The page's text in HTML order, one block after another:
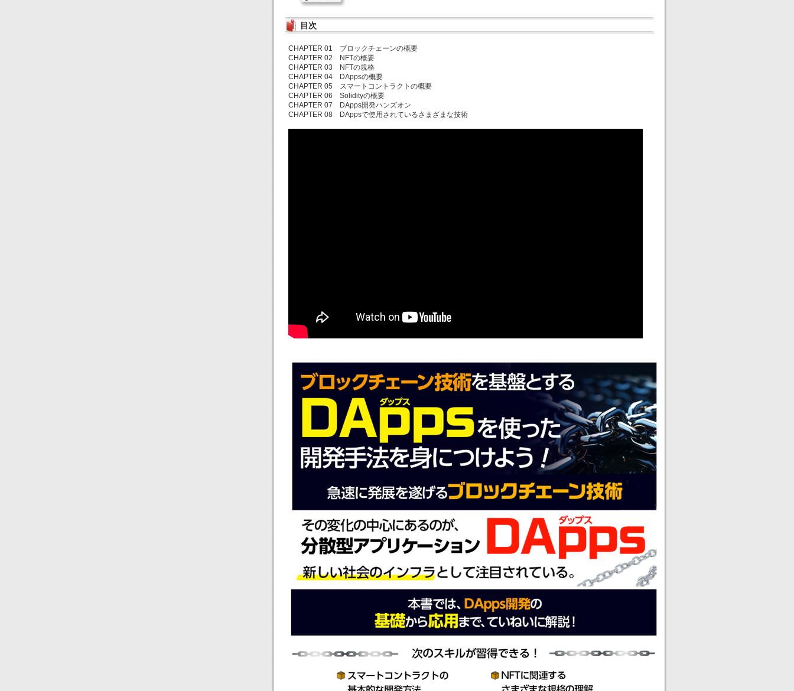
目次
CHAPTER 01 ブロックチェーンの概要
CHAPTER 02 NFTの概要
CHAPTER 03 NFTの規格
CHAPTER 04 DAppsの概要
CHAPTER 05 スマートコントラクトの概要
CHAPTER 06 Solidityの概要
CHAPTER 07 DApps開発ハンズオン
CHAPTER 08 DAppsで使用されているさまざまな技術